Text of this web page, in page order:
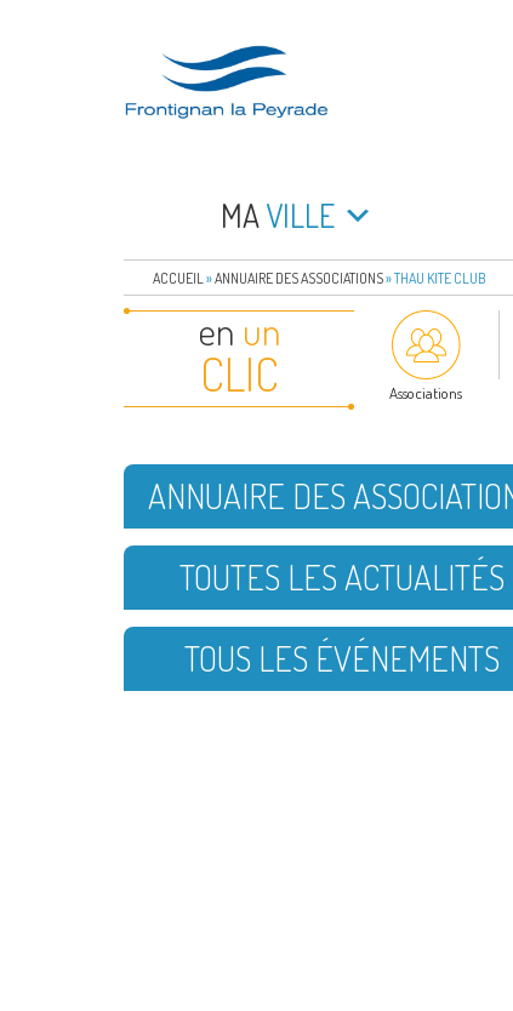
FRONTIGNAN
MAVILLE
ACCUEIL »ANNUAIRE DES ASSOCIATIONS»THAU KITE CLUB
en un
CLIC Associations
ANNUAIRE DES
TOUTES LES ACTUALITÉS
TOUS LES ÉVÉNEMENTS